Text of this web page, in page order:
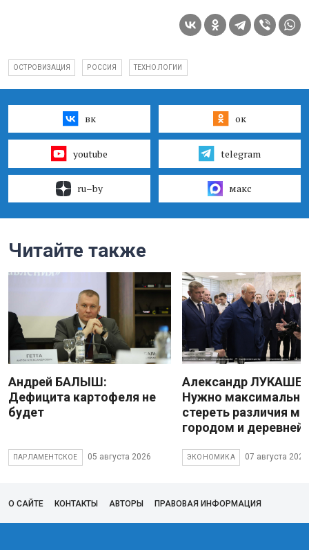
ОСТРОВИЗАЦИЯ РОССИЯ ТЕХНОЛОГИИ
вк ок
youtube telegram
ru–by макс
Читайте также
Андрей БАЛЫШ:
Дефицита картофеля не
будет
ПАРЛАМЕНТСКОЕ 05 августа 2026
Александр
Нужно максимально
стереть различия
городом и деревней
ЭКОНОМИКА 07 августа 2026
О САЙТЕ КОНТАКТЫ АВТОРЫ ПРАВОВАЯ ИНФОРМАЦИЯ